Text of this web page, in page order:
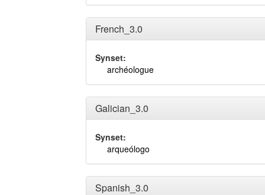
French_3.0
Synset:
archéologue
Galician_3.0
Synset:
arqueólogo
Spanish_3.0